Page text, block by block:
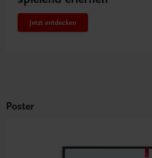
Jetzt entdecken
Poster